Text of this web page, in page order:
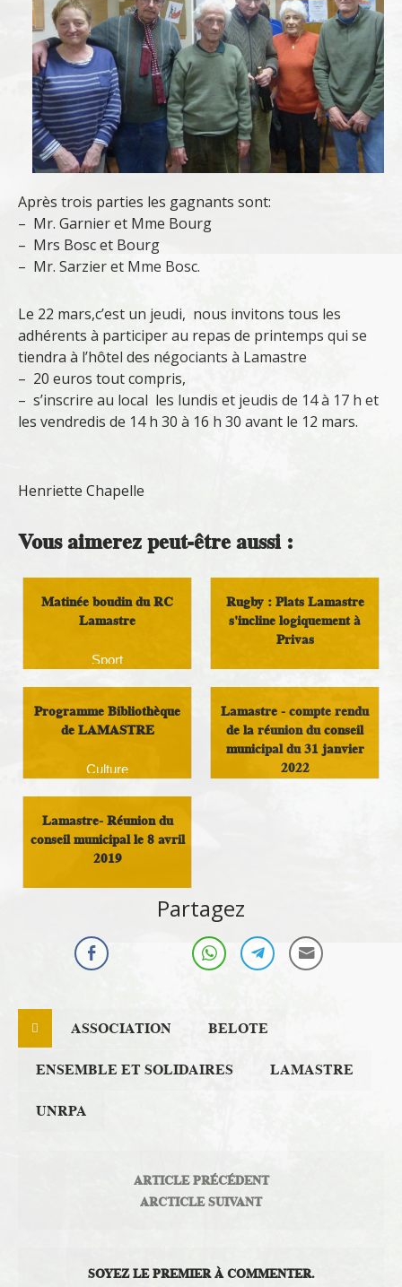
Après trois parties les gagnants sont:
– Mr. Garnier et Mme Bourg
– Mrs Bosc et Bourg
– Mr. Sarzier et Mme Bosc.
Le 22 mars,c’est un jeudi, nous invitons tous les
adhérents à participer au repas de printemps qui se
tiendra à l’hôtel des négociants à Lamastre
– 20 euros tout compris,
– s’inscrire au local les lundis et jeudis de 14 à 17 h et
les vendredis de 14 h 30 à 16 h 30 avant le 12 mars.
Henriette Chapelle
Vous aimerez peut-être aussi :
Matinée boudin du RC
Lamastre
Sport
Rugby : Plats Lamastre
s'incline logiquement à
Privas
Programme Bibliothèque
de LAMASTRE
Culture
Lamastre - compte rendu
de la réunion du conseil
municipal du 31 janvier
2022
Lamastre- Réunion du
conseil municipal le 8 avril
2019
Partagez
ASSOCIATION BELOTE
ENSEMBLE ET SOLIDAIRES LAMASTRE
UNRPA
ARTICLE PRÉCÉDENT
ARCTICLE SUIVANT
SOYEZ LE PREMIER À COMMENTER.